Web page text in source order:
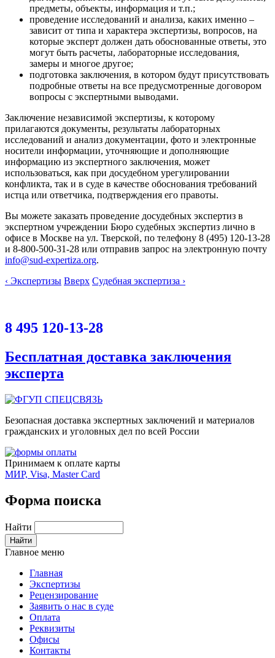
предметы, объекты, информация и т.п.;
проведение исследований и анализа, каких именно –
зависит от типа и характера экспертизы, вопросов, на
которые эксперт должен дать обоснованные ответы, это
могут быть расчеты, лабораторные исследования,
замеры и многое другое;
подготовка заключения, в котором будут присутствовать
подробные ответы на все предусмотренные договором
вопросы с экспертными выводами.
Заключение независимой экспертизы, к которому
прилагаются документы, результаты лабораторных
исследований и анализ документации, фото и электронные
носители информации, уточняющие и дополняющие
информацию из экспертного заключения, может
использоваться, как при досудебном урегулировании
конфликта, так и в суде в качестве обоснования требований
истца или ответчика, подтверждения его правоты.
Вы можете заказать проведение досудебных экспертиз в
экспертном учреждении Бюро судебных экспертиз лично в
офисе в Москве на ул. Тверской, по телефону 8 (495) 120-13-28
и 8-800-500-31-28 или отправив запрос на электронную почту
info@sud-expertiza.org.
‹ Экспертизы Вверх Судебная экспертиза ›
8 495 120-13-28
Бесплатная доставка заключения
эксперта
Безопасная доставка экспертных заключений и материалов
гражданских и уголовных дел по всей России
Принимаем к оплате карты
МИР, Visa, Master Card
Форма поиска
Найти
Главное меню
Главная
Экспертизы
Рецензирование
Заявить о нас в суде
Оплата
Реквизиты
Офисы
Контакты